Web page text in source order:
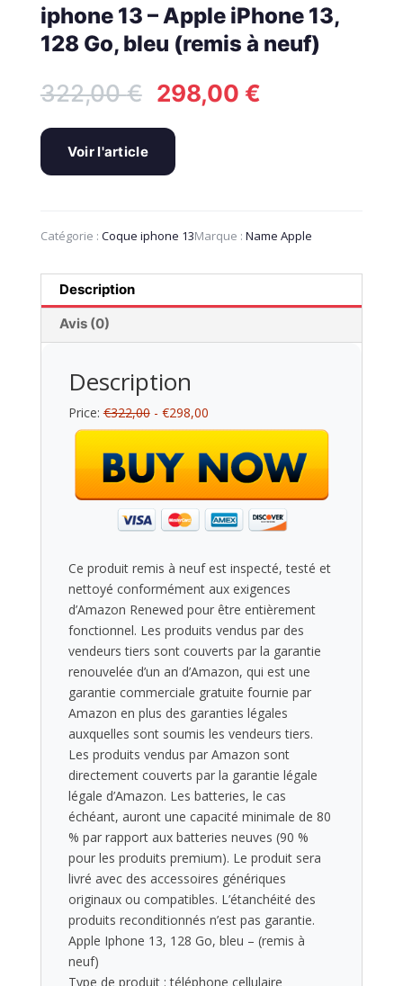
iphone 13 – Apple iPhone 13,
128 Go, bleu (remis à neuf)
322,00€ Le
initial
322,00 €.
298,00 €Le
Voir l'article
Catégorie : Coque iphone 13​Marque : Name Apple
Description
Avis (0)
Description
Price:€322,00- €298,00
Ce produit remis à neuf est inspecté, testé et
nettoyé conformément aux exigences
d’Amazon Renewed pour être entièrement
fonctionnel. Les produits vendus par des
vendeurs tiers sont couverts par la garantie
renouvelée d’un an d’Amazon, qui est une
garantie commerciale gratuite fournie par
Amazon en plus des garanties légales
auxquelles sont soumis les vendeurs tiers.
Les produits vendus par Amazon sont
directement couverts par la garantie légale
légale d’Amazon. Les batteries, le cas
échéant, auront une capacité minimale de 80
% par rapport aux batteries neuves (90 %
pour les produits premium). Le produit sera
livré avec des accessoires génériques
originaux ou compatibles. L’étanchéité des
produits reconditionnés n’est pas garantie.
Apple Iphone 13, 128 Go, bleu – (remis à
neuf)
Type de produit : téléphone cellulaire